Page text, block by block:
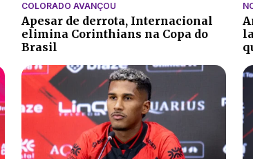
COLORADO AVANÇOU
Apesar de derrota, Internacional
elimina Corinthians na Copa do
Brasil